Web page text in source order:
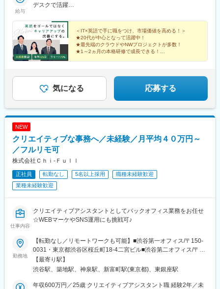
リッド・リモートでの勤務形態がございますが原則、 関東在住
ロジェクトにより、短期海外出張・長期海外出張などの勤務の可
能性もあります。
給与
デスクで活躍
ブリッジSE
＜IT×英語で手に職をつけ、市場価値を高める！＞
★20代が中心となって活躍中！
★最先端のクラウドやNWプロジェクトが多数！
★1～2ヵ月の本格研修で成長できる！
気になる 応募する
NEW
クリエイティブな事務へ／未経験／月平均４０万円～
／フルリモ可
株式会社Ｃｈｉ‐Ｆｕｌｌ
正社員 転勤なし 5名以上採用
職種未経験歓迎
業種未経験歓迎
仕事内容
クリエイティブアシスタントとしてバックオフィス業務をお任せ
☆WEBマーケやSNS運用にも挑戦可♪
勤務地
【転勤なし／リモートワークも可能】■渋谷第一オフィス/〒150-
0031・東京都渋谷区桜丘町18-4二宮ビル■渋谷第二オフィス/〒
150-0042・東京都渋谷区宇田川町3-7ヒューリック渋谷公園通り
ビル■築地オフィス／〒104-0045・東京都中央区築地2-11-10
務」「リモート勤務」を選べます。■その他勤務地・都内23区、
【最寄り駅】
渋谷駅、築地駅、神泉駅、新富町駅(東京都)、東銀座駅
年収600万円／25歳 クリエイティブアシスタント職 経験2年／未